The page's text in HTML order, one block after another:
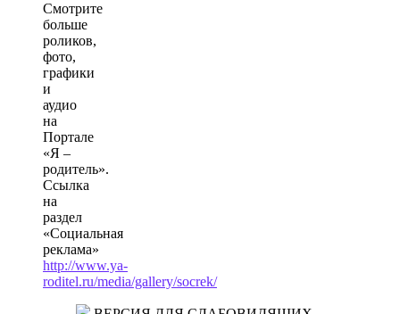
Смотрите
больше
роликов,
фото,
графики
и
аудио
на
Портале
«Я –
родитель».
Ссылка
на
раздел
«Социальная
реклама»
http://www.ya-
roditel.ru/media/gallery/socrek/